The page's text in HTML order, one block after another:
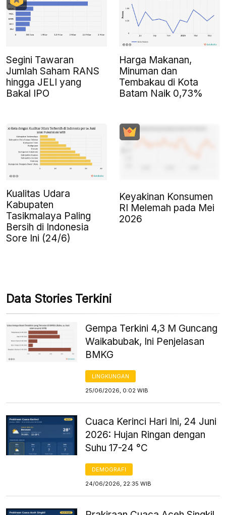
Segini Tawaran
Jumlah Saham RANS
hingga JELI yang
Bakal IPO
Harga Makanan,
Minuman dan
Tembakau di Kota
Batam Naik 0,73%
Kualitas Udara
Kabupaten
Tasikmalaya Paling
Bersih di Indonesia
Sore Ini (24/6)
Keyakinan Konsumen
RI Melemah pada Mei
2026
Data Stories Terkini
Gempa Terkini 4,3 M Guncang
Waikabubak, Ini Penjelasan
BMKG
LINGKUNGAN
25/06/2026, 0:02 WIB
Cuaca Kerinci Hari Ini, 24 Juni
2026: Hujan Ringan dengan
Suhu 17-24 °C
DEMOGRAFI
24/06/2026, 22:35 WIB